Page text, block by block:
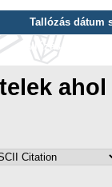
Tallózás dátum
Tallózás kulcsszó